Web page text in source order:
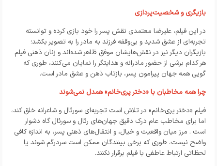
بازیگری و شخصیت‌پردازی
در این فیلم، علیرضا معتمدی نقش پسر را خود بازی کرده و توانسته
تجربه‌ای از عشق شدید و بی‌وقفه فرزند به مادر را به تصویر بکشد؛
بازیگران دیگر نیز در نقش‌هایشان موفق ظاهر شده‌اند و زنان ذهنی فیلم
هر کدام برشی از حضور مادرانه و هدایتگر را نمایان می‌کنند، طوری که
گویی همه جهان پیرامون پسر، بازتاب ذهن و عشق مادر است.
چرا همه مخاطبان با «دختر پری‌خانم» همدل نمی‌شوند
فیلم «دختر پری‌خانم» در تلاش است تجربه‌ای سورئال و شاعرانه خلق کند،
اما برای مخاطب عام درک دقیق جهان‌های رئال و سورئال گاه دشوار
است . مرز میان واقعیت و خیال، و انتقال‌های ذهنی پسر، به اندازه کافی
واضح نیست، طوری که برخی بینندگان ممکن است سردرگم شوند یا
لحظاتی ارتباط عاطفی با فیلم برقرار نکنند.